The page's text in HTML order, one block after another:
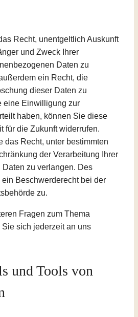
Recht, unentgeltlich Auskunft
und Zweck Ihrer
Daten zu
ein Recht, die
dieser Daten zu
eine Einwilligung zur
haben, können Sie diese
für die Zukunft widerrufen.
das Recht, unter bestimmten
der Verarbeitung Ihrer
zu verlangen. Des
Beschwerderecht bei der
zu.
Fragen zum Thema
sich jederzeit an uns
und Tools von